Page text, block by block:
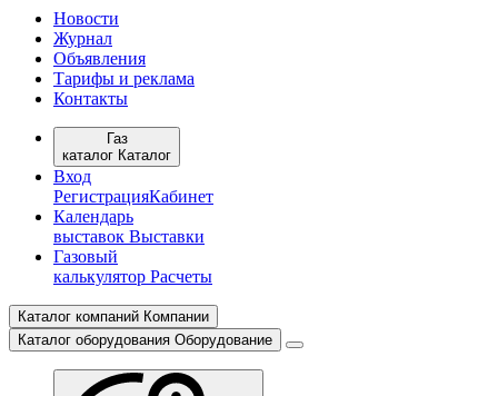
Новости
Журнал
Объявления
Тарифы и реклама
Контакты
Газ
каталог Каталог
Вход
РегистрацияКабинет
Календарь
выставок Выставки
Газовый
калькулятор Расчеты
Каталог компаний Компании
Каталог оборудования Оборудование